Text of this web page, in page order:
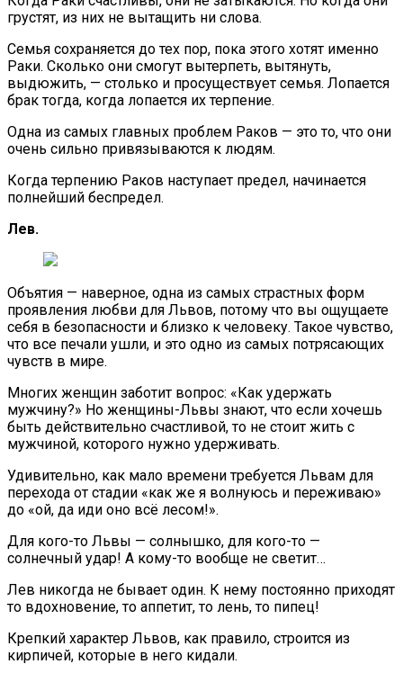
грустят, из них не вытащить ни слова.
Семья сохраняется до тех пор, пока этого хотят именно
Раки. Сколько они смогут вытерпеть, вытянуть,
выдюжить, — столько и просуществует семья. Лопается
брак тогда, когда лопается их терпение.
Одна из самых главных проблем Раков — это то, что они
очень сильно привязываются к людям.
Когда терпению Раков наступает предел, начинается
полнейший беспредел.
Лев.
Объятия — наверное, одна из самых страстных форм
проявления любви для Львов, потому что вы ощущаете
себя в безопасности и близко к человеку. Такое чувство,
что все печали ушли, и это одно из самых потрясающих
чувств в мире.
Многих женщин заботит вопрос: «Как удержать
мужчину?» Но женщины-Львы знают, что если хочешь
быть действительно счастливой, то не стоит жить с
мужчиной, которого нужно удерживать.
Удивительно, как мало времени требуется Львам для
перехода от стадии «как же я волнуюсь и переживаю»
до «ой, да иди оно всё лесом!».
Для кого-то Львы — солнышко, для кого-то —
солнечный удар! А кому-то вообще не светит…
Лев никогда не бывает один. К нему постоянно приходят
то вдохновение, то аппетит, то лень, то пипец!
Крепкий характер Львов, как правило, строится из
кирпичей, которые в него кидали.